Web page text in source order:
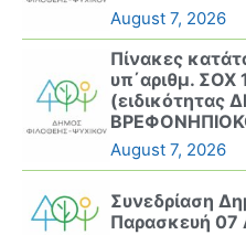
August 7, 2026
Πίνακες
υπ΄αριθμ.
(ειδικότητας
August 7, 2026
Συνεδρίαση
Παρασκευή 07